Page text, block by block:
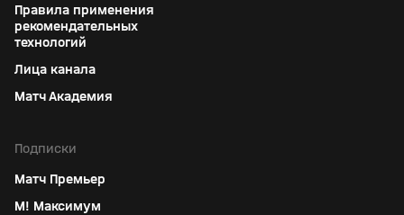
Правила применения
рекомендательных
технологий
Лица канала
Матч Академия
Подписки
Матч Премьер
М! Максимум